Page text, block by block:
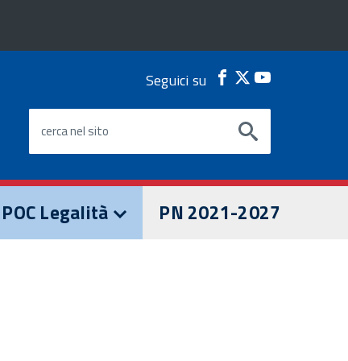
Seguici su
cerca nel sito
POC Legalità
PN 2021-2027